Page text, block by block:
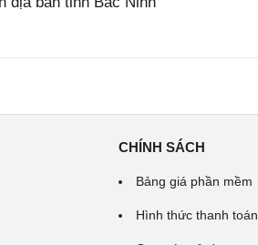
CHÍNH SÁCH
Bảng giá phần mềm
Hình thức thanh toán